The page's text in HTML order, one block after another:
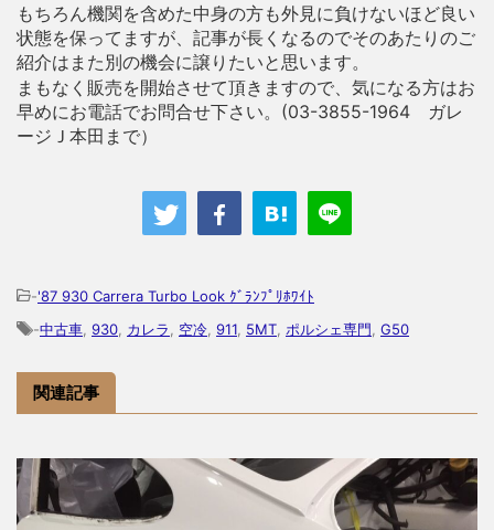
もちろん機関を含めた中身の方も外見に負けないほど良い
状態を保ってますが、記事が長くなるのでそのあたりのご
紹介はまた別の機会に譲りたいと思います。
まもなく販売を開始させて頂きますので、気になる方はお
早めにお電話でお問合せ下さい。(03-3855-1964 ガレ
ージＪ本田まで）
-'87 930 Carrera Turbo Look ｸﾞﾗﾝﾌﾟﾘﾎﾜｲﾄ
-中古車 930 カレラ 空冷 911 5MT ポルシェ専門 G50
関連記事